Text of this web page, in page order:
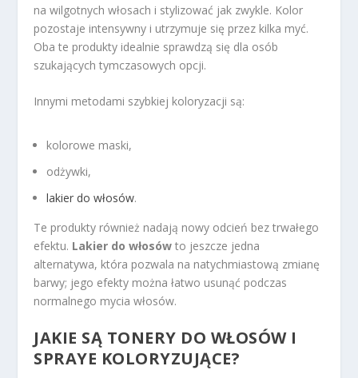
na wilgotnych włosach i stylizować jak zwykle. Kolor
pozostaje intensywny i utrzymuje się przez kilka myć.
Oba te produkty idealnie sprawdzą się dla osób
szukających tymczasowych opcji.
Innymi metodami szybkiej koloryzacji są:
kolorowe maski,
odżywki,
lakier do włosów.
Te produkty również nadają nowy odcień bez trwałego
efektu. Lakier do włosów to jeszcze jedna
alternatywa, która pozwala na natychmiastową zmianę
barwy; jego efekty można łatwo usunąć podczas
normalnego mycia włosów.
JAKIE SĄ TONERY DO WŁOSÓW I
SPRAYE KOLORYZUJĄCE?